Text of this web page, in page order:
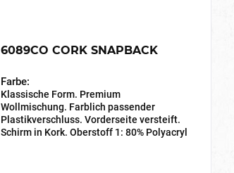
6089CO CORK SNAPBACK
Farbe:
Klassische Form. Premium
Wollmischung. Farblich passender
Plastikverschluss. Vorderseite versteift.
Schirm in Kork. Oberstoff 1: 80% Polyacryl